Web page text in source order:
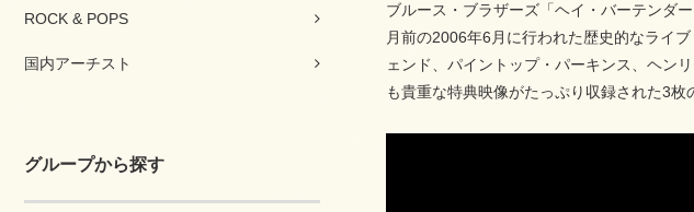
ROCK & POPS
国内アーチスト
グループから探す
ブルース・ブラザーズ「ヘイ・バーテンダ
月前の2006年6月に行われた歴史的なライ
ェンド、パイントップ・パーキンス、ヘン
も貴重な特典映像がたっぷり収録された3枚